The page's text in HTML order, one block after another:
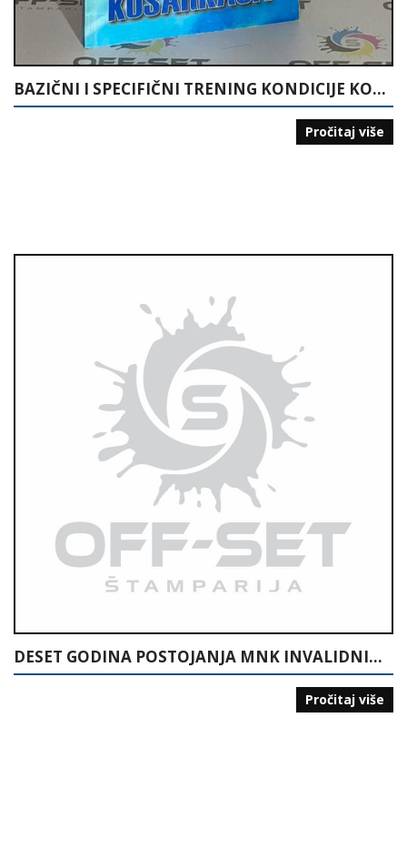
BAZIČNI I SPECIFIČNI TRENING KONDICIJE KOŠARKAŠA
Pročitaj više
DESET GODINA POSTOJANJA MNK INVALIDNIH LICA “15. MAJ” TUZLA: POČECI MALOG NOGOMETA ZA INVALIDNA LICA U BIH: 1995-2005
Pročitaj više